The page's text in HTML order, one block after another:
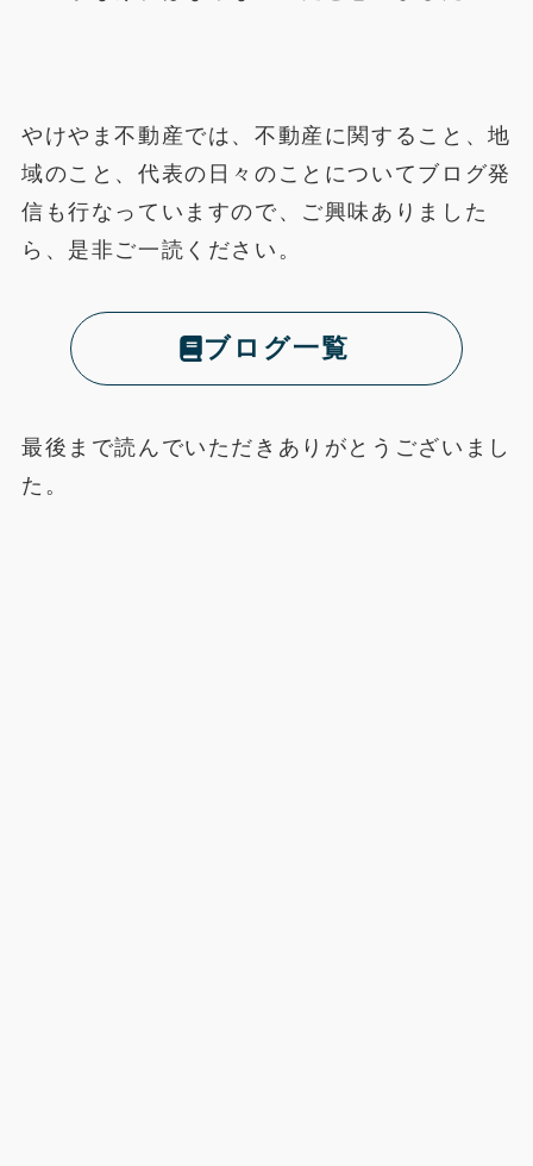
やけやま不動産では、不動産に関すること、地
域のこと、代表の日々のことについてブログ発
信も行なっていますので、ご興味ありました
ら、是非ご一読ください。
ブログ一覧
最後まで読んでいただきありがとうございまし
た。